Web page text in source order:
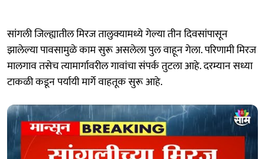
सांगली जिल्ह्यातील मिरज तालुक्यामध्ये गेल्या तीन दिवसांपासून
झालेल्या पावसामुळे काम सुरू असलेला पुल वाहून गेला. परिणामी मिरज
मालगाव तसेच त्यामार्गावरील गावांचा संपर्क तुटला आहे. दरम्यान सध्या
टाकळी कडून पर्यायी मार्गे वाहतूक सुरू आहे.